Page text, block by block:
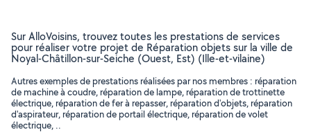
Sur AlloVoisins, trouvez toutes les prestations de services
pour réaliser votre projet de Réparation objets sur la ville de
Noyal-Châtillon-sur-Seiche (Ouest, Est) (Ille-et-vilaine)
Autres exemples de prestations réalisées par nos membres : réparation
de machine à coudre, réparation de lampe, réparation de trottinette
électrique, réparation de fer à repasser, réparation d'objets, réparation
d'aspirateur, réparation de portail électrique, réparation de volet
électrique, ..